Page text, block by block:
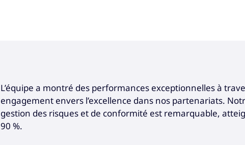
L’équipe a montré des performances exceptionnelles à
engagement envers l’excellence dans nos partenariats.
gestion des risques et de conformité est remarquable,
90 %.